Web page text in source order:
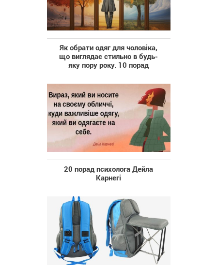
Як обрати одяг для чоловіка,
що виглядає стильно в будь-
яку пору року. 10 порад
20 порад психолога Дейла
Карнегі